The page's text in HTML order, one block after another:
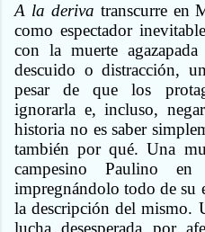
A la deriva transcurre en
como espectador
con la muerte
descuido o distracción,
pesar de que los
ignorarla e, incluso,
historia no es saber
también por qué. Una
campesino Paulino
impregnándolo todo de su
la descripción del mismo.
lucha desesperada por